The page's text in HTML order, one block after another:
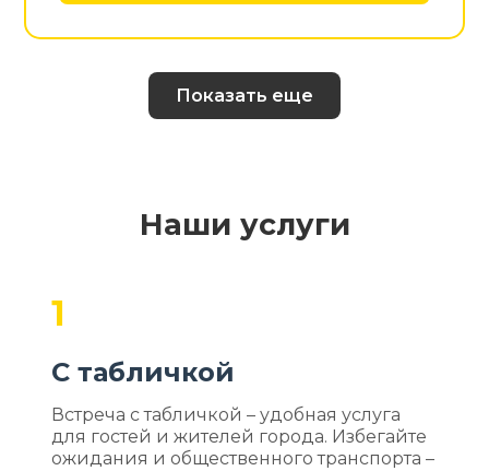
Показать еще
Наши услуги
1
С табличкой
Встреча с табличкой – удобная услуга
для гостей и жителей города. Избегайте
ожидания и общественного транспорта –